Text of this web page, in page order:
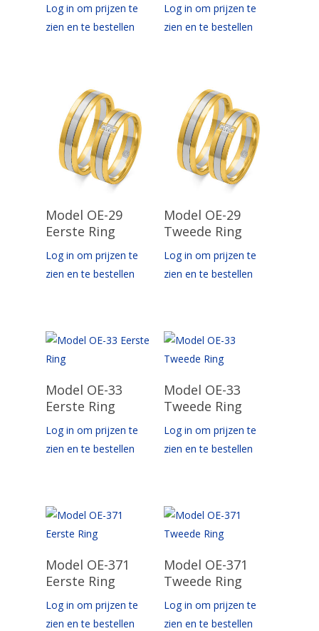
Log in om prijzen te
zien en te bestellen
Log in om prijzen te
zien en te bestellen
Opties Selecteren
Model OE-29
Eerste Ring
Log in om prijzen te
zien en te bestellen
Opties Selecteren
Model OE-29
Tweede Ring
Log in om prijzen te
zien en te bestellen
Opties Selecteren
Model OE-33
Eerste Ring
Log in om prijzen te
zien en te bestellen
Opties Selecteren
Model OE-33
Tweede Ring
Log in om prijzen te
zien en te bestellen
Opties Selecteren
Model OE-371
Eerste Ring
Log in om prijzen te
zien en te bestellen
Opties Selecteren
Model OE-371
Tweede Ring
Log in om prijzen te
zien en te bestellen